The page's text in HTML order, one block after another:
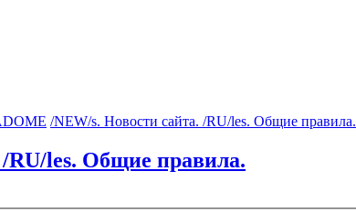
/NEW/s. Новости сайта. /RU/les. Общие правила.
RU/les. Общие правила.